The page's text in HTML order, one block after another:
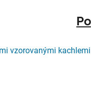
vzorovanými